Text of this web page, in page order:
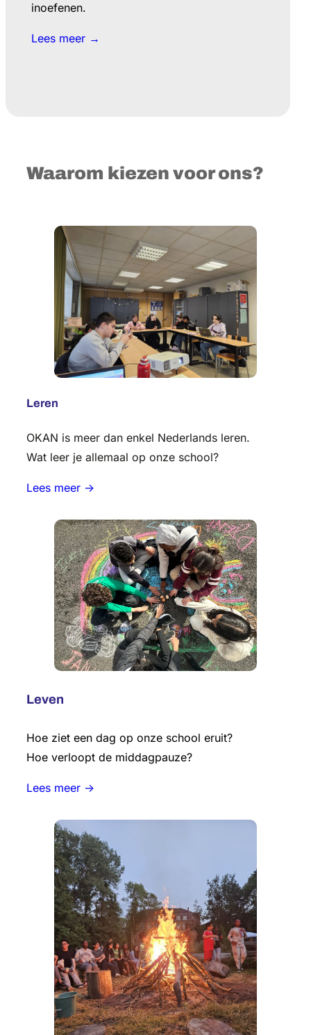
inoefenen.
Lees meer →
Waarom kiezen voor ons?
Leren
OKAN is meer dan enkel Nederlands leren.
Wat leer je allemaal op onze school?
Lees meer ->
Leven
Hoe ziet een dag op onze school eruit?
Hoe verloopt de middagpauze?
Lees meer ->